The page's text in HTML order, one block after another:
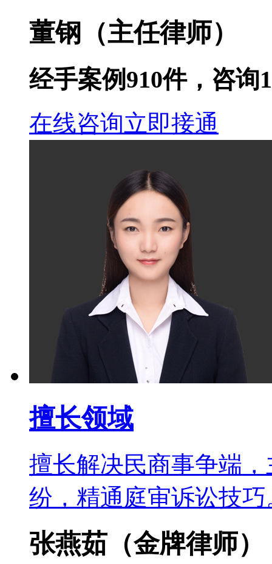
董钢 （主任律师）
经手案例910件，咨询
在线咨询立即接通
擅长领域
擅长解决民商事争端
纷，精通庭审诉讼技巧
张燕茹（金牌律师）